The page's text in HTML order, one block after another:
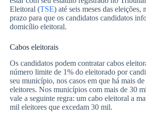
Eleitoral (TSE) até seis meses das eleições,
prazo para que os candidatos candidatos
domicílio eleitoral.
Cabos eleitorais
Os candidatos podem contratar cabos
número limite de 1% do eleitorado por
seu município, nos casos em que há mais
eleitores. Nos municípios com mais de 30
vale a seguinte regra: um cabo eleitoral a
mil eleitores que excedam 30 mil.